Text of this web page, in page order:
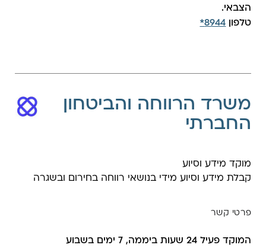
הצבאי.
טלפון 8944*
משרד הרווחה והביטחון
החברתי
מוקד מידע וסיוע
קבלת מידע וסיוע מידי בנושאי רווחה בחירום ובשגרה
פרטי קשר
המוקד פעיל 24 שעות ביממה, 7 ימים בשבוע